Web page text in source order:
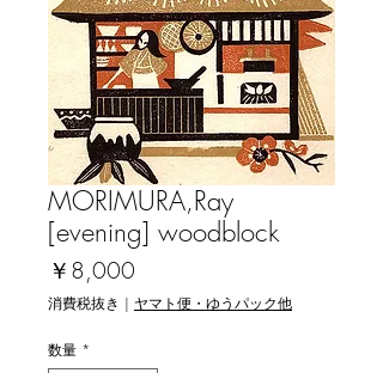
MORIMURA,Ray
[evening] woodblock
￥8,000
格
消費税抜き | ヤマト便・ゆうパック他
数量 *